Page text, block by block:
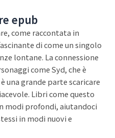
epub
come raccontata in
di come un singolo
lontane. La connessione
come Syd, che è
una grande parte scaricare
Libri come questo
modi profondi, aiutandoci
in modi nuovi e